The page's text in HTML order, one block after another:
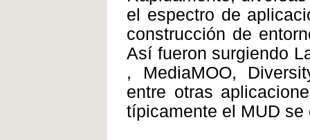
el espectro de
construcción de
Así fueron surgiendo
, MediaMOO,
entre otras
típicamente el MUD